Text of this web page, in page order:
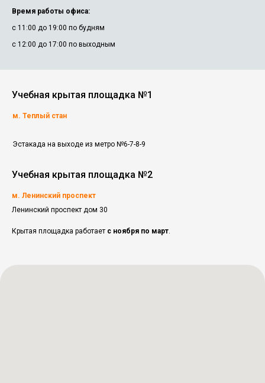
с 12:00 до 17:00 по выходным
с 11:00 до 19:00 по будням
Время работы офиса:
Учебная крытая площадка №2
Ленинский проспект дом 30
Крытая площадка работает с ноября по март
м. Ленинский проспект
м. Теплый стан
Эстакада на выходе из метро №6-7-8-9
Учебная крытая площадка №1